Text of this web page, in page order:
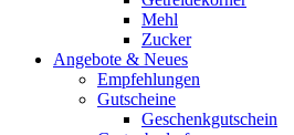
Mehl
Zucker
Angebote & Neues
Empfehlungen
Gutscheine
Geschenkgutschein